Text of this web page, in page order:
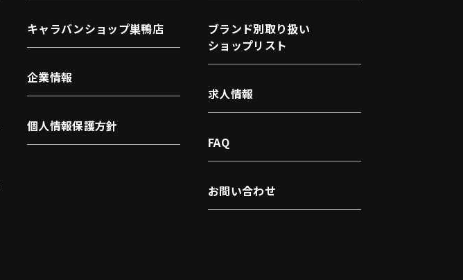
キャラバンショップ巣鴨店
企業情報
個人情報保護方針
ブランド別取り扱い
ショップリスト
求人情報
FAQ
お問い合わせ